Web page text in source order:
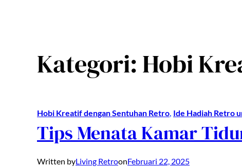
Kategori:Hobi
Hobi Kreatif dengan Sentuhan Retro, Ide Hadiah Retro
Tips Menata Kamar
Written byLiving RetroonFebruari 22, 2025